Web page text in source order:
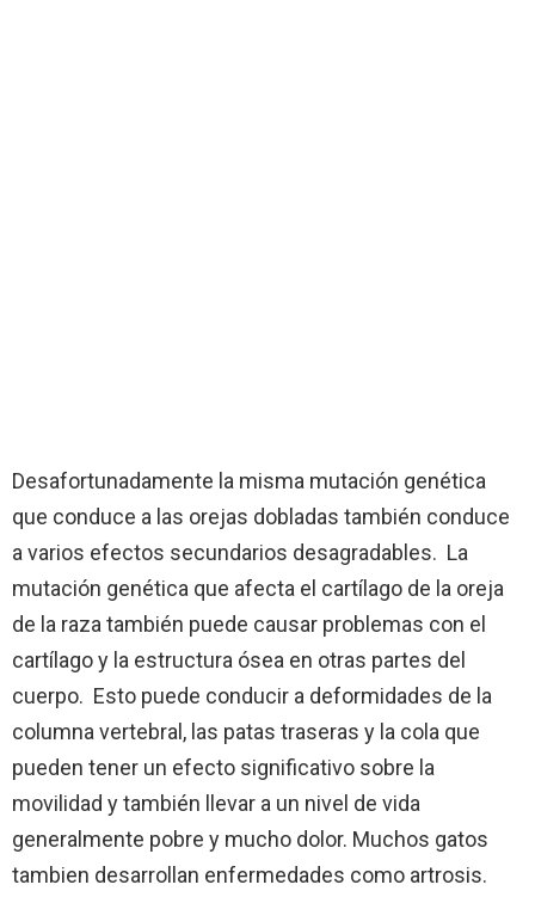
Desafortunadamente la misma mutación genética
que conduce a las orejas dobladas también conduce
a varios efectos secundarios desagradables. La
mutación genética que afecta el cartílago de la oreja
de la raza también puede causar problemas con el
cartílago y la estructura ósea en otras partes del
cuerpo. Esto puede conducir a deformidades de la
columna vertebral, las patas traseras y la cola que
pueden tener un efecto significativo sobre la
movilidad y también llevar a un nivel de vida
generalmente pobre y mucho dolor. Muchos gatos
tambien desarrollan enfermedades como artrosis.